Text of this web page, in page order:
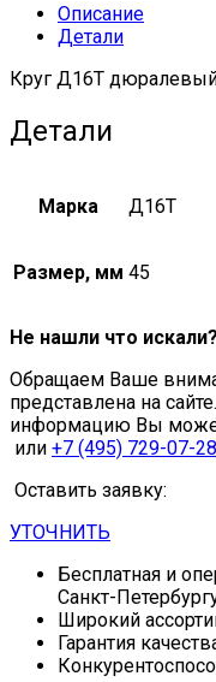
Описание
Детали
Круг Д16Т
Детали
Марка Д16Т
Размер, мм 45
Не нашли что искали?
Обращаем Ваше
представлена на
информацию Вы
или +7 (495) 729-07-28
Оставить заявку:
УТОЧНИТЬ
Бесплатная и
Санкт-
Широкий
Гарантия